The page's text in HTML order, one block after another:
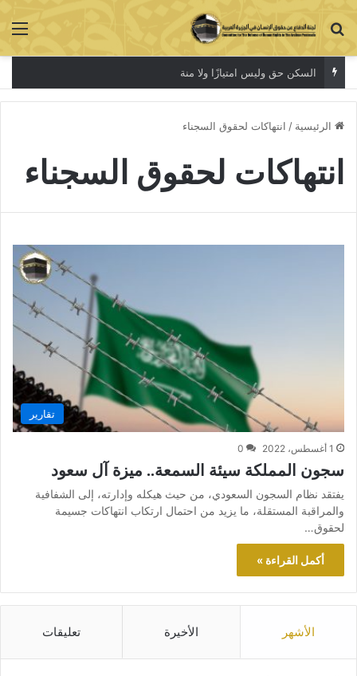
بحث عن
السكن حق وليس امتيازًا ولا منة
الرئيسية / انتهاكات لحقوق السجناء
انتهاكات لحقوق السجناء
تقارير
1 أغسطس، 2022 0
سجون المملكة سيئة السمعة.. ميزة آل سعود
يفتقد نظام السجون السعودي، من حيث هيكله وإدارته، إلى الشفافية
والمراقبة المستقلة، ما يزيد من احتمال ارتكاب انتهاكات جسيمة
لحقوق…
أكمل القراءة »
الأشهر الأخيرة تعليقات